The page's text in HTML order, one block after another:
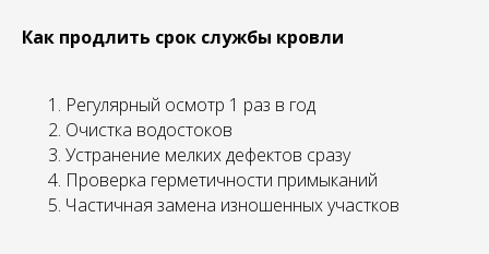
Как продлить срок службы кровли
Регулярный осмотр 1 раз в год
Очистка водостоков
Устранение мелких дефектов сразу
Проверка герметичности примыканий
Частичная замена изношенных участков